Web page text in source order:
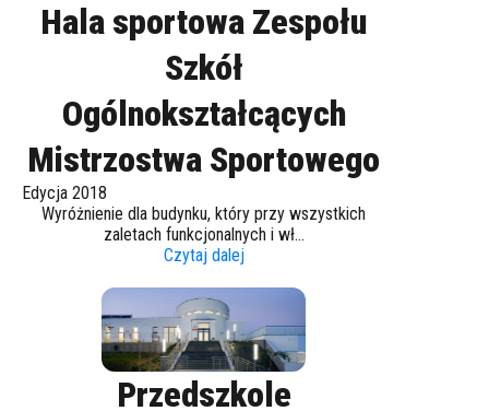
Hala sportowa Zespołu
Szkół
Ogólnokształcących
Mistrzostwa Sportowego
Edycja 2018
Wyróżnienie dla budynku, który przy wszystkich
zaletach funkcjonalnych i wł...
Czytaj dalej
Przedszkole